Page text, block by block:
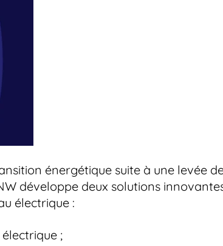
énergétique suite à une levée
développe deux solutions
électrique :
;